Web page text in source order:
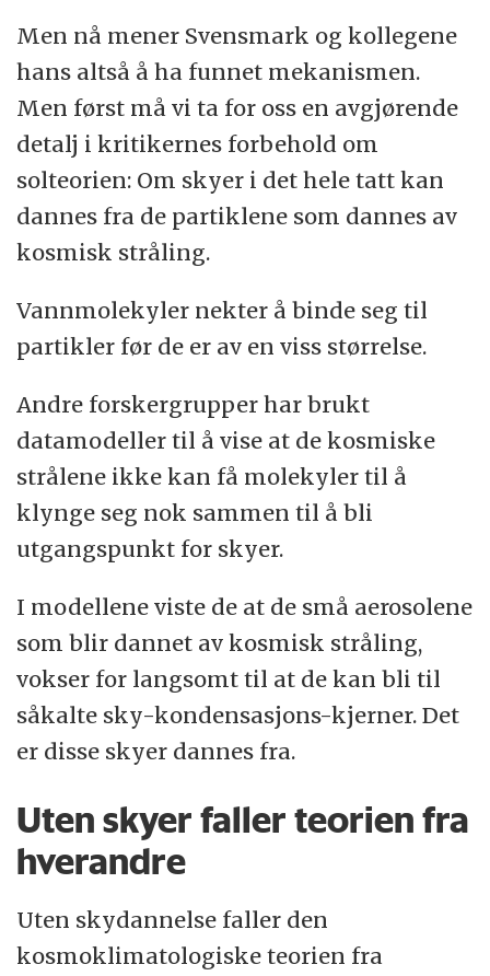
Men nå mener Svensmark og kollegene
hans altså å ha funnet mekanismen.
Men først må vi ta for oss en avgjørende
detalj i kritikernes forbehold om
solteorien: Om skyer i det hele tatt kan
dannes fra de partiklene som dannes av
kosmisk stråling.
Vannmolekyler nekter å binde seg til
partikler før de er av en viss størrelse.
Andre forskergrupper har brukt
datamodeller til å vise at de kosmiske
strålene ikke kan få molekyler til å
klynge seg nok sammen til å bli
utgangspunkt for skyer.
I modellene viste de at de små aerosolene
som blir dannet av kosmisk stråling,
vokser for langsomt til at de kan bli til
såkalte sky-kondensasjons-kjerner. Det
er disse skyer dannes fra.
Uten skyer faller teorien fra
hverandre
Uten skydannelse faller den
kosmoklimatologiske teorien fra